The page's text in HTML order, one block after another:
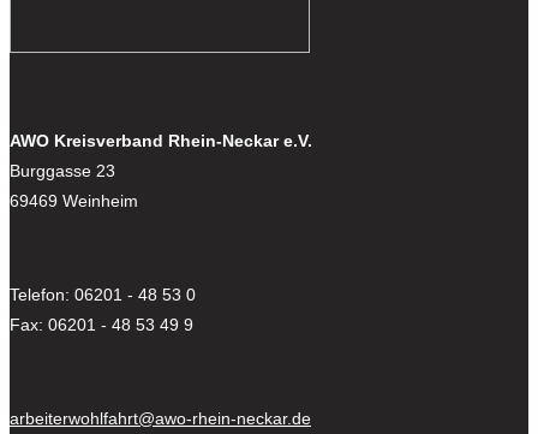
AWO Kreisverband Rhein-Neckar e.V.
Burggasse 23
69469 Weinheim
Telefon: 06201 - 48 53 0
Fax: 06201 - 48 53 49 9
arbeiterwohlfahrt@awo-rhein-neckar.de